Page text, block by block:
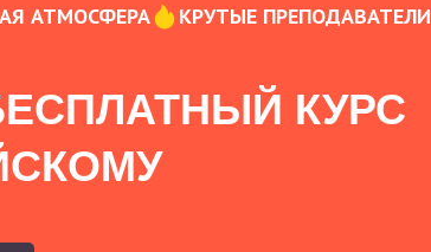
АТМОСФЕРА КРУТЫЕ ПРЕПОДАВАТЕЛИ
КУРС